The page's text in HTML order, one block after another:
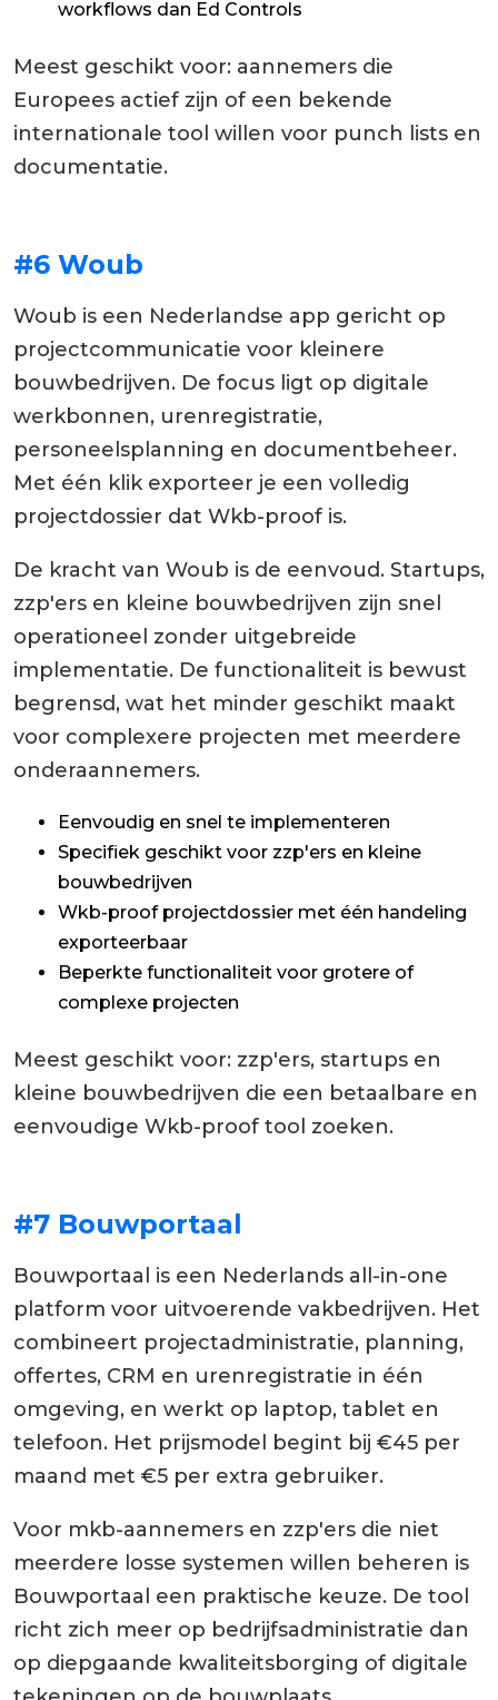
workflows dan Ed Controls
Meest geschikt voor: aannemers die
Europees actief zijn of een bekende
internationale tool willen voor punch lists en
documentatie.
#6 Woub
Woub is een Nederlandse app gericht op
projectcommunicatie voor kleinere
bouwbedrijven. De focus ligt op digitale
werkbonnen, urenregistratie,
personeelsplanning en documentbeheer.
Met één klik exporteer je een volledig
projectdossier dat Wkb-proof is.
De kracht van Woub is de eenvoud. Startups,
zzp'ers en kleine bouwbedrijven zijn snel
operationeel zonder uitgebreide
implementatie. De functionaliteit is bewust
begrensd, wat het minder geschikt maakt
voor complexere projecten met meerdere
onderaannemers.
Eenvoudig en snel te implementeren
Specifiek geschikt voor zzp'ers en kleine
bouwbedrijven
Wkb-proof projectdossier met één handeling
exporteerbaar
Beperkte functionaliteit voor grotere of
complexe projecten
Meest geschikt voor: zzp'ers, startups en
kleine bouwbedrijven die een betaalbare en
eenvoudige Wkb-proof tool zoeken.
#7 Bouwportaal
Bouwportaal is een Nederlands all-in-one
platform voor uitvoerende vakbedrijven. Het
combineert projectadministratie, planning,
offertes, CRM en urenregistratie in één
omgeving, en werkt op laptop, tablet en
telefoon. Het prijsmodel begint bij €45 per
maand met €5 per extra gebruiker.
Voor mkb-aannemers en zzp'ers die niet
meerdere losse systemen willen beheren is
Bouwportaal een praktische keuze. De tool
richt zich meer op bedrijfsadministratie dan
op diepgaande kwaliteitsborging of digitale